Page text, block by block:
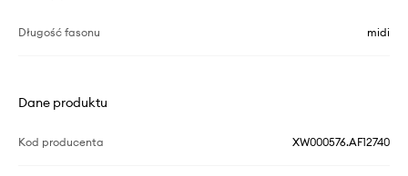
Długość fasonu midi
Dane produktu
Kod producenta XW000576.AF12740